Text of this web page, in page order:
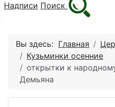
Надписи Поиск
Вы здесь: Главная
Кузьминки осенние
открытки к
Демьяна